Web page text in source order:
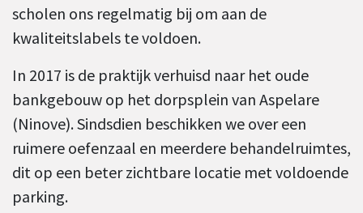
scholen ons regelmatig bij om aan de
kwaliteitslabels te voldoen.
In 2017 is de praktijk verhuisd naar het oude
bankgebouw op het dorpsplein van Aspelare
(Ninove). Sindsdien beschikken we over een
ruimere oefenzaal en meerdere behandelruimtes,
dit op een beter zichtbare locatie met voldoende
parking.